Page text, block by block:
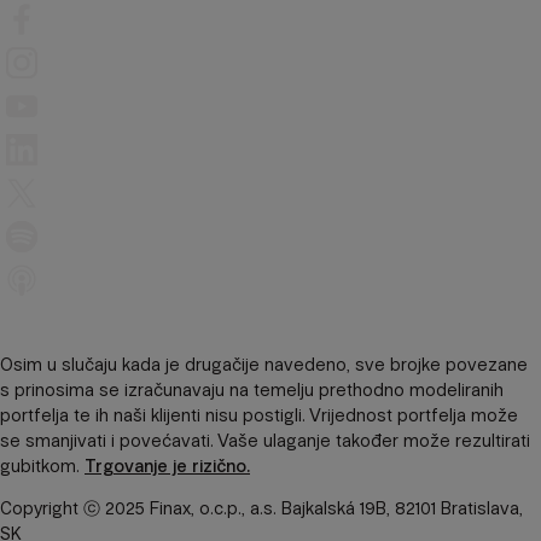
Osim u slučaju kada je drugačije navedeno, sve brojke povezane
s prinosima se izračunavaju na temelju prethodno modeliranih
portfelja te ih naši klijenti nisu postigli. Vrijednost portfelja može
se smanjivati ​​i povećavati. Vaše ulaganje također može rezultirati
gubitkom. Trgovanje je rizično.
Copyright ⓒ 2025 Finax, o.c.p., a.s. Bajkalská 19B, 82101 Bratislava,
SK